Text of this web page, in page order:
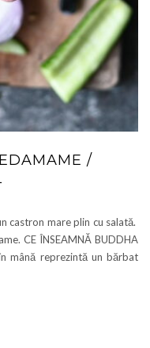
/
castron mare plin cu salată.
CE ÎNSEAMNĂ BUDDHA
mână reprezintă un bărbat